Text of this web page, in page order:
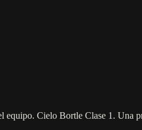
equipo. Cielo Bortle Clase 1. Una